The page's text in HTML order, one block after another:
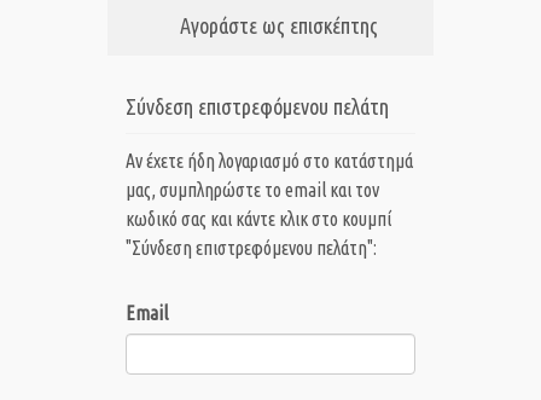
Αγοράστε ως επισκέπτης
Σύνδεση επιστρεφόμενου πελάτη
Αν έχετε ήδη λογαριασμό στο κατάστημά
μας, συμπληρώστε το email και τον
κωδικό σας και κάντε κλικ στο κουμπί
"Σύνδεση επιστρεφόμενου πελάτη":
Email